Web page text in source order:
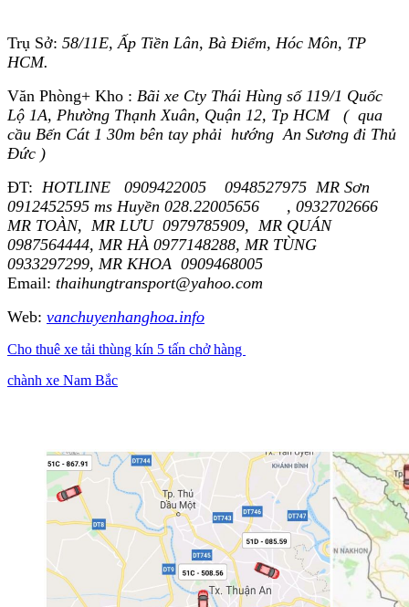
Trụ Sở: 58/11E, Ấp Tiền Lân, Bà Điểm, Hóc Môn, TP
HCM.
Văn Phòng+ Kho : Bãi xe Cty Thái Hùng số 119/1 Quốc
Lộ 1A, Phường Thạnh Xuân, Quận 12, Tp HCM ( qua
cầu Bến Cát 1 30m bên tay phải hướng An Sương đi Thủ
Đức )
ĐT: HOTLINE 0909422005 0948527975 MR Sơn
0912452595 ms Huyền 028.22005656 , 0932702666
MR TOÀN, MR LƯU 0979785909, MR QUÁN
0987564444, MR HÀ 0977148288, MR TÙNG
0933297299, MR KHOA 0909468005
Email: thaihungtransport@yahoo.com
Web: vanchuyenhanghoa.info
Cho thuê xe tải thùng kín 5 tấn chở hàng
chành xe Nam Bắc